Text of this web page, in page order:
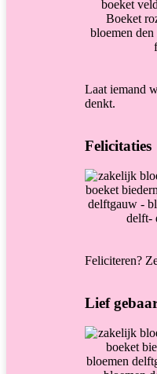
Laat iemand
denkt.
Felicitaties
Feliciteren?
Lief